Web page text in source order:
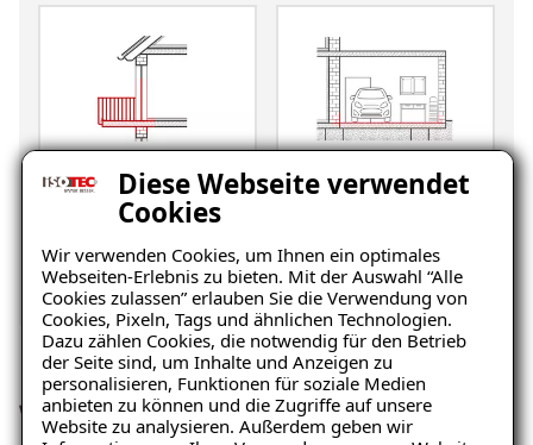
Diese Webseite verwendet
Cookies
Wir verwenden Cookies, um Ihnen ein optimales
Webseiten-Erlebnis zu bieten. Mit der Auswahl “Alle
Cookies zulassen” erlauben Sie die Verwendung von
Cookies, Pixeln, Tags und ähnlichen Technologien.
Dazu zählen Cookies, die notwendig für den Betrieb
der Seite sind, um Inhalte und Anzeigen zu
personalisieren, Funktionen für soziale Medien
anbieten zu können und die Zugriffe auf unsere
Website zu analysieren. Außerdem geben wir
Balkon Garage/Boden
Wir sind stolz auf unser Team